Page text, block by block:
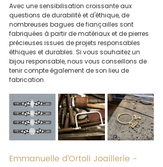
Avec une sensibilisation croissante aux
questions de durabilité et d'éthique, de
nombreuses bagues de fiançailles sont
fabriquées à partir de matériaux et de pierres
précieuses issues de projets responsables
éthiques et durables. Si vous souhaitez un
bijou responsable, nous vous conseillons de
tenir compte également de son lieu de
fabrication.
Emmanuelle d’Ortoli Joaillerie -